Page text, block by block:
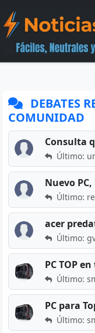
DEBATES
COMUNIDAD
Consulta
Último:
Nuevo
Último:
Último:
Último:
Último: